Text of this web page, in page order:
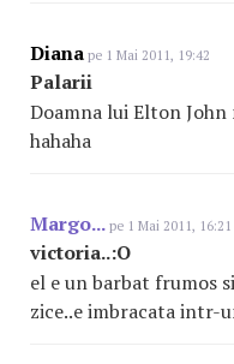
Diana pe 1 Mai 2011, 19:42
Palarii
Doamna lui Elton
hahaha
Margo... pe 1 Mai 2011, 16:21
victoria..:O
el e un barbat frumos
zice..e imbracata intr-